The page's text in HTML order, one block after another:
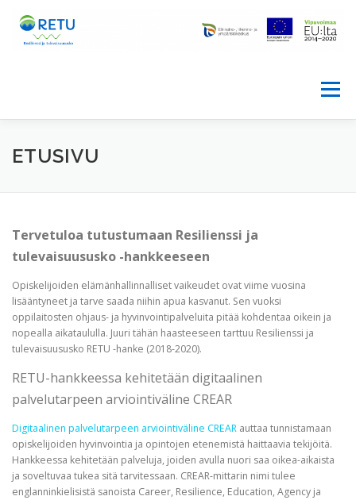
sisältöön
Valikko
ETUSIVU
RETU IN ENGLISH
ETUSIVU
Tervetuloa tutustumaan Resilienssi ja
tulevaisuususko -hankkeeseen
Opiskelijoiden elämänhallinnalliset vaikeudet ovat viime vuosina
lisääntyneet ja tarve saada niihin apua kasvanut. Sen vuoksi
oppilaitosten ohjaus- ja hyvinvointipalveluita pitää kohdentaa oikein ja
nopealla aikataululla. Juuri tähän haasteeseen tarttuu Resilienssi ja
tulevaisuususko RETU -hanke (2018-2020).
RETU-hankkeessa kehitetään digitaalinen
palvelutarpeen arviointiväline CREAR
Digitaalinen palvelutarpeen arviointiväline CREAR auttaa tunnistamaan
opiskelijoiden hyvinvointia ja opintojen etenemistä haittaavia tekijöitä.
Hankkeessa kehitetään palveluja, joiden avulla nuori saa oikea-aikaista
ja soveltuvaa tukea sitä tarvitessaan. CREAR-mittarin nimi tulee
englanninkielisistä sanoista Career, Resilience, Education, Agency ja